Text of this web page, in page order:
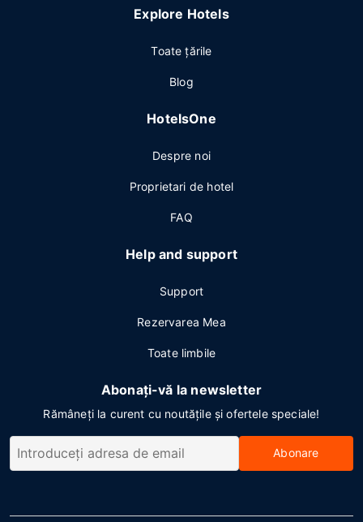
Explore Hotels
Toate ţările
Blog
HotelsOne
Despre noi
Proprietari de hotel
FAQ
Help and support
Support
Rezervarea Mea
Toate limbile
Abonați-vă la newsletter
Rămâneți la curent cu noutățile și ofertele speciale!
Abonare